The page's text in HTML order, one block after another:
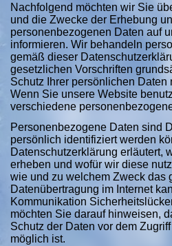
Nachfolgend möchten wir Sie
und die Zwecke der Erhebung
personenbezogenen Daten auf
informieren. Wir behandeln
gemäß dieser
gesetzlichen Vorschriften
Schutz Ihrer persönlichen Daten
Wenn Sie unsere Website
verschiedene
Personenbezogene Daten sind
persönlich identifiziert werden
Datenschutzerklärung erläutert,
erheben und wofür wir diese
wie und zu welchem Zweck das
Datenübertragung im Internet
Kommunikation
möchten Sie darauf hinweisen,
Schutz der Daten vor dem
möglich ist.